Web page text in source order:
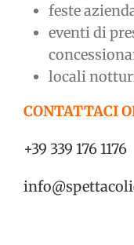
feste
eventi di
locali
CONTATTACI
+39 339 176 1176